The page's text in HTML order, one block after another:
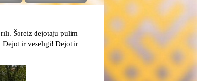
Šoreiz dejotāju pūlim
Dejot ir veselīgi! Dejot ir